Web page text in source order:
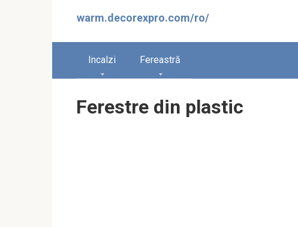
warm.decorexpro.com/ro/
Incalzi Fereastră
Ferestre din plastic